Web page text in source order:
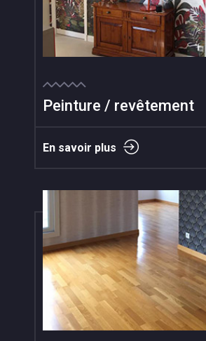
Peinture / revêtement
En savoir plus